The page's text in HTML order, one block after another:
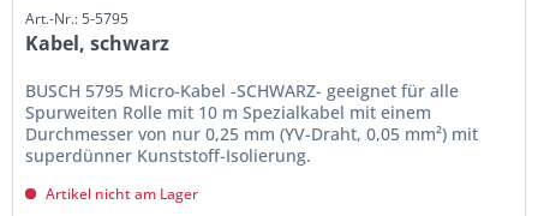
Art.-Nr.: 5-5795
Kabel, schwarz
BUSCH 5795 Micro-Kabel -SCHWARZ- geeignet für alle
Spurweiten Rolle mit 10 m Spezialkabel mit einem
Durchmesser von nur 0,25 mm (YV-Draht, 0,05 mm²) mit
superdünner Kunststoff-Isolierung.
Artikel nicht am Lager